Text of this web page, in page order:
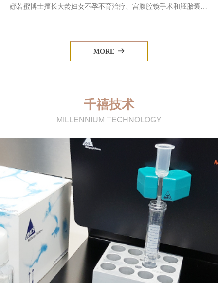
娜若蜜博士擅长大龄妇女不孕不育治疗、宫腹腔镜手术和胚胎囊胚
MORE 뀠
千禧技术
MILLENNIUM TECHNOLOGY